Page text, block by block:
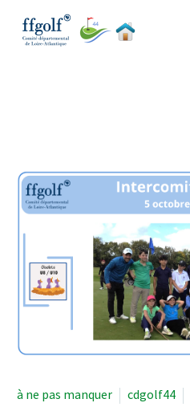
à ne pas manquer cdgolf44